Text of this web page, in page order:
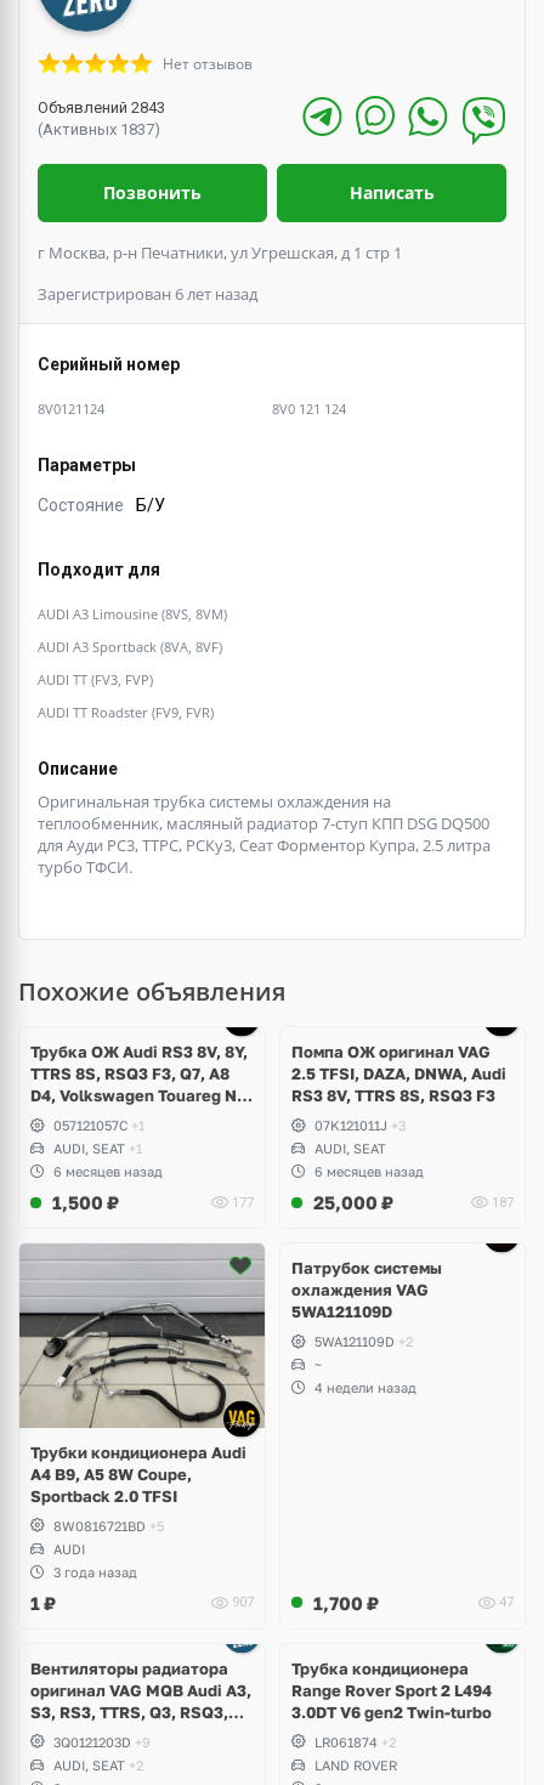
Нет отзывов
Объявлений 2843
(Активных 1837)
Позвонить Написать
г Москва, р-н Печатники, ул Угрешская, д 1 стр 1
Зарегистрирован 6 лет назад
Серийный номер
8V0121124 8V0 121 124
Параметры
Состояние Б/У
Подходит для
AUDI A3 Limousine (8VS, 8VM)
AUDI A3 Sportback (8VA, 8VF)
AUDI TT (FV3, FVP)
AUDI TT Roadster (FV9, FVR)
Описание
Оригинальная трубка системы охлаждения на
теплообменник, масляный радиатор 7-ступ КПП DSG DQ500
для Ауди РС3, ТТРС, РСКу3, Сеат Форментор Купра, 2.5 литра
турбо ТФСИ.
Похожие объявления
Трубка ОЖ Audi RS3 8V, 8Y,
TTRS 8S, RSQ3 F3, Q7, A8
D4, Volkswagen Touareg NF,
Seat Formentor Cupra 2.5
TFSI DAZA, DNWA, CZGB
057121057C +1
AUDI, SEAT +1
6 месяцев назад
1,500 ₽ 177
Помпа ОЖ оригинал VAG
2.5 TFSI, DAZA, DNWA, Audi
RS3 8V, TTRS 8S, RSQ3 F3
07K121011J +3
AUDI, SEAT
6 месяцев назад
25,000 ₽ 187
Трубки кондиционера Audi
A4 B9, A5 8W Coupe,
Sportback 2.0 TFSI
8W0816721BD +5
AUDI
3 года назад
1 ₽ 907
Патрубок системы
охлаждения VAG
5WA121109D
5WA121109D +2
~
4 недели назад
1,700 ₽ 47
Вентиляторы радиатора
оригинал VAG MQB Audi A3,
S3, RS3, TTRS, Q3, RSQ3,
Volkswagen Tiguan 2,
Allspace, Arteon, Passat B8,
Multivan, Transporter T6,
3Q0121203D +9
AUDI, SEAT +2
Трубка кондиционера
Range Rover Sport 2 L494
3.0DT V6 gen2 Twin-turbo
LR061874 +2
LAND ROVER